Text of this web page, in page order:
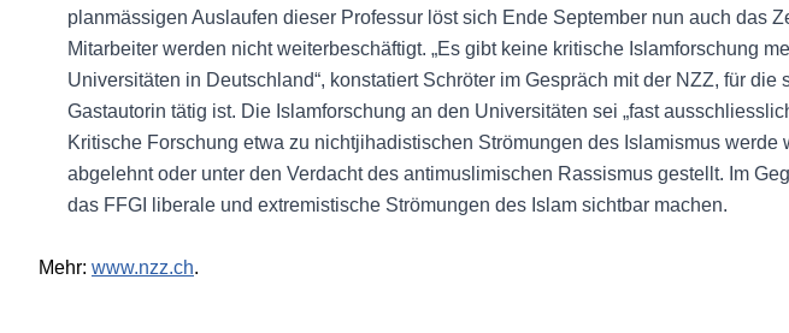
planmässigen Auslaufen dieser Professur löst sich Ende September nun auch das
Mitarbeiter werden nicht weiterbeschäftigt. „Es gibt keine kritische Islamforschung
Universitäten in Deutschland“, konstatiert Schröter im Gespräch mit der NZZ, für die
Gastautorin tätig ist. Die Islamforschung an den Universitäten sei „fast
Kritische Forschung etwa zu nichtjihadistischen Strömungen des Islamismus werde
abgelehnt oder unter den Verdacht des antimuslimischen Rassismus gestellt. Im
das FFGI liberale und extremistische Strömungen des Islam sichtbar machen.
Mehr: www.nzz.ch.